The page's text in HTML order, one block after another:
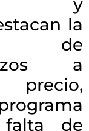
y
la
de
a
falta de